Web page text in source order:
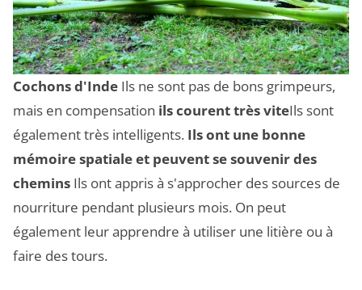
Cochons d'Inde Ils ne sont pas de bons grimpeurs,
mais en compensation ils courent très viteIls sont
également très intelligents. Ils ont une bonne
mémoire spatiale et peuvent se souvenir des
chemins Ils ont appris à s'approcher des sources de
nourriture pendant plusieurs mois. On peut
également leur apprendre à utiliser une litière ou à
faire des tours.